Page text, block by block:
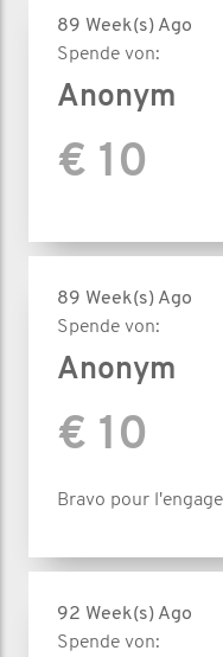
89 Week(s) Ago
Spende von:
Anonym
€ 10
89 Week(s) Ago
Spende von:
Anonym
€ 10
Bravo pour
92 Week(s) Ago
Spende von: